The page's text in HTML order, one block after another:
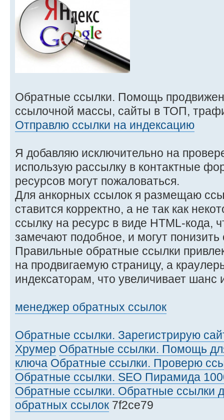
Обратные ссылки. Помощь
ссылочной массы, сайты в ТОП,
Отправлю ссылки на индексацию
Я добавляю исключительно на
использую рассылку в контактные
ресурсов могут пожаловаться.
Для анкорных ссылок я размещаю
ставится корректно, а не так как
ссылку на ресурс в виде HTML-кода,
замечают подобное, и могут понизить
Правильные обратные ссылки
на продвигаемую страницу, а
индексаторам, что увеличивает шанс
менеджер обратных ссылок
Обратные ссылки. Зарегистрирую
Хрумер Обратные ссылки. Помощь
ключа Обратные ссылки. Проверю
Обратные ссылки. SEO Пирамида
Обратные ссылки. Обратные ссылки
обратных ссылок 7f2ce79